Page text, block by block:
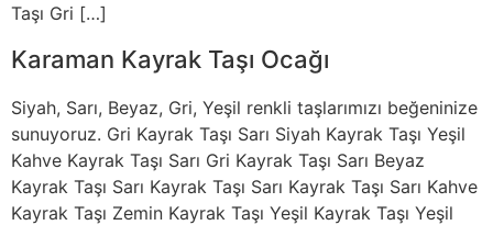
Taşı Gri […]
Karaman Kayrak Taşı Ocağı
Siyah, Sarı, Beyaz, Gri, Yeşil renkli taşlarımızı beğeninize
sunuyoruz. Gri Kayrak Taşı Sarı Siyah Kayrak Taşı Yeşil
Kahve Kayrak Taşı Sarı Gri Kayrak Taşı Sarı Beyaz
Kayrak Taşı Sarı Kayrak Taşı Sarı Kayrak Taşı Sarı Kahve
Kayrak Taşı Zemin Kayrak Taşı Yeşil Kayrak Taşı Yeşil